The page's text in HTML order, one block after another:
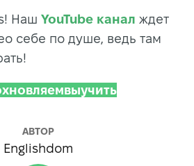
Наш YouTube канал ждет
себе по душе, ведь там
АВТОР
Englishdom